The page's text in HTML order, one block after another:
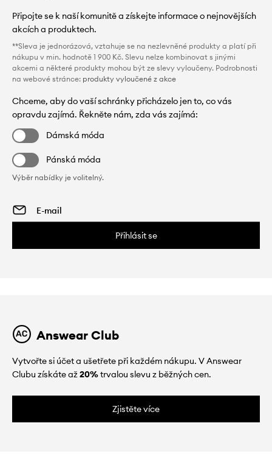
Připojte se k naší komunitě a získejte informace o nejnovějších
akcích a produktech.
**Sleva je jednorázová, vztahuje se na nezlevněné produkty a platí při
nákupu v min. hodnotě 1 900 Kč. Slevu nelze kombinovat s jinými
akcemi a některé produkty mohou být ze slevy vyloučeny. Podrobnosti
na webové stránce: produkty vyloučené z akce
Chceme, aby do vaší schránky přicházelo jen to, co vás
opravdu zajímá. Řekněte nám, zda vás zajímá:
Dámská móda
Pánská móda
Výběr nabídky je volitelný.
Přihlásit se
Answear Club
Vytvořte si účet a ušetřete při každém nákupu. V Answear
Clubu získáte až20%trvalou slevu z běžných cen.
Zjistěte více